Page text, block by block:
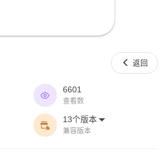
 返回

6601
查看数

13个版本 
兼容版本